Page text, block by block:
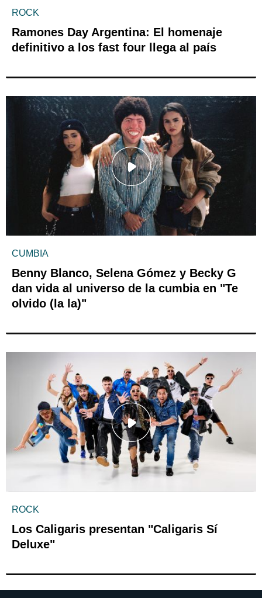
ROCK
Ramones Day Argentina: El homenaje
definitivo a los fast four llega al país
CUMBIA
Benny Blanco, Selena Gómez y Becky G
dan vida al universo de la cumbia en "Te
olvido (la la)"
ROCK
Los Caligaris presentan "Caligaris Sí
Deluxe"